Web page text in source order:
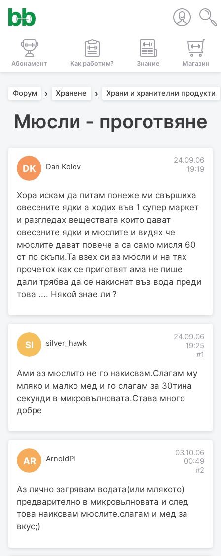
Абонамент Как работим? Знание Магазин
Форум Хранене Храни и хранителни продукти
Мюсли - проготвяне
DK Dan Kolov
24.09.06
19:19
Хора искам да питам понеже ми свършиха
овесените ядки а ходих във 1 супер маркет
и разгледах веществата които дават
овесените ядки и мюслите и видях че
мюслите дават повече а са само мисля 60
ст по скъпи.Та взех си аз мюсли и на тях
прочетох как се приготвят ама не пише
дали трябва да се накиснат във вода преди
това .... Някой знае ли ?
SI silver_hawk
24.09.06
19:25
#1
Ами аз мюслито не го накисвам.Слагам му
мляко и малко мед и го слагам за 30тина
секунди в микровълновата.Става много
добре
AR ArnoldPl
03.10.06
00:49
#2
Аз лично загрявам водата(или млякото)
предварително в микровьлновата и след
това наиксвам мюслите.слагам и мед за
вкус;)